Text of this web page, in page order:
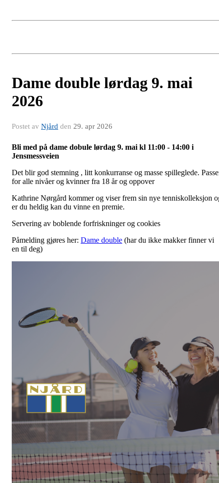
Dame double lørdag 9. mai
2026
Postet av Njård den 29. apr 2026
Bli med på dame dobule lørdag 9. mai kl 11:00 - 14:00 i
Jensmessveien
Det blir god stemning , litt konkurranse og masse spilleglede.
for alle nivåer og kvinner fra 18 år og oppover
Kathrine Nørgård kommer og viser frem sin nye tenniskolleksjon
er du heldig kan du vinne en premie.
Servering av boblende forfriskninger og cookies
Påmelding gjøres her: Dame double (har du ikke makker finner vi
en til deg)